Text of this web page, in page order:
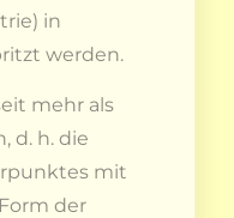
in
werden.
mehr als
d. h. die
mit
der